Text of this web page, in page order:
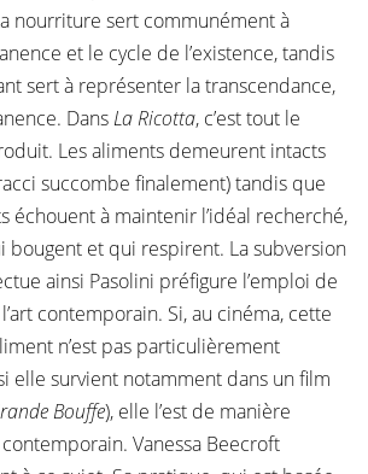
nourriture sert communément à
et le cycle de l’existence, tandis
sert à représenter la transcendance,
DansLa Ricotta, c’est tout le
Les aliments demeurent intacts
succombe finalement) tandis que
échouent à maintenir l’idéal recherché,
bougent et qui respirent. La subversion
ainsi Pasolini préfigure l’emploi de
contemporain. Si, au cinéma, cette
n’est pas particulièrement
elle survient notamment dans un film
Bouffe), elle l’est de manière
Vanessa Beecroft